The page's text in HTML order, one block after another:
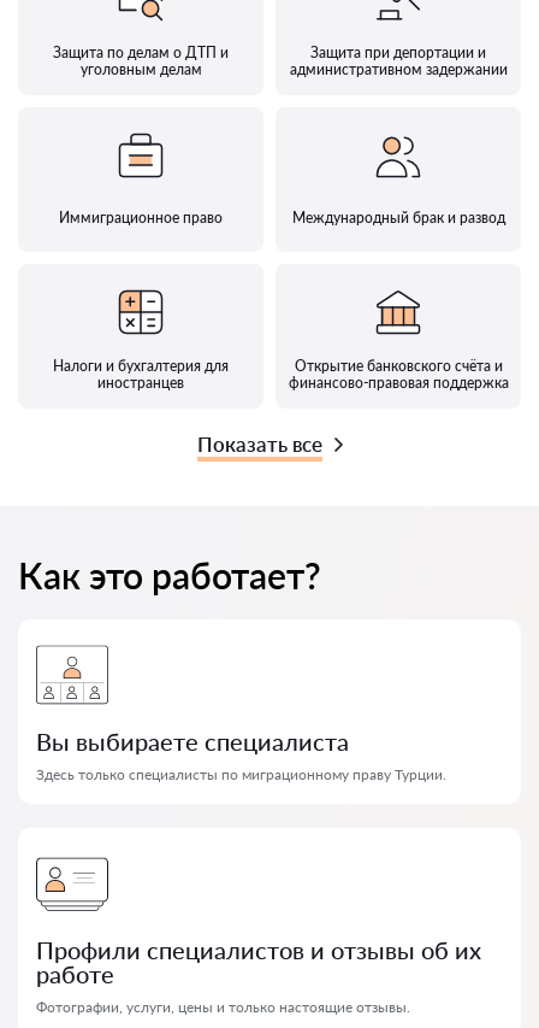
Защита по делам о ДТП и
уголовным делам
Защита при депортации и
административном задержании
Иммиграционное право Международный брак и развод
Налоги и бухгалтерия для
иностранцев
Открытие банковского счёта и
финансово-правовая поддержка
Показать все
Как это работает?
Вы выбираете специалиста
Здесь только специалисты по миграционному праву Турции.
Профили специалистов и отзывы об их
работе
Фотографии, услуги, цены и только настоящие отзывы.